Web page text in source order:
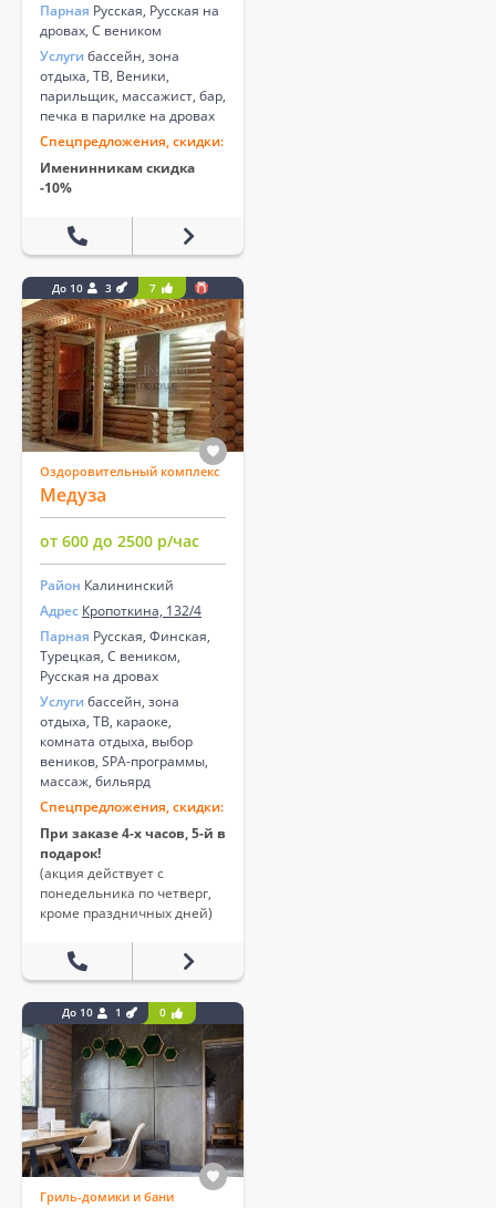
Парная Русская, Русская на
дровах, С веником
Услуги бассейн, зона
отдыха, ТВ, Веники,
парильщик, массажист, бар,
печка в парилке на дровах
Спецпредложения, скидки:
Именинникам скидка
-10%
До 10 3 7
Оздоровительный комплекс
Медуза
от 600 до 2500 р/час
Район Калининский
Адрес Кропоткина, 132/4
Парная Русская, Финская,
Турецкая, С веником,
Русская на дровах
Услуги бассейн, зона
отдыха, ТВ, караоке,
комната отдыха, выбор
веников, SPA-программы,
массаж, бильярд
Спецпредложения, скидки:
При заказе 4-х часов, 5-й в
подарок!
(акция действует с
понедельника по четверг,
кроме праздничных дней)
До 10 1 0
Гриль-домики и бани